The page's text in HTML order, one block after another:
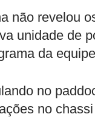
não revelou
unidade de
da
no
no